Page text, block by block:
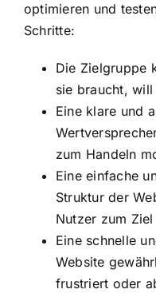
optimieren und
Schritte:
Die Zielgruppe
sie braucht,
Eine klare und
zum Handeln
Eine einfache
Struktur der
Nutzer zum
Eine schnelle
Website
frustriert oder